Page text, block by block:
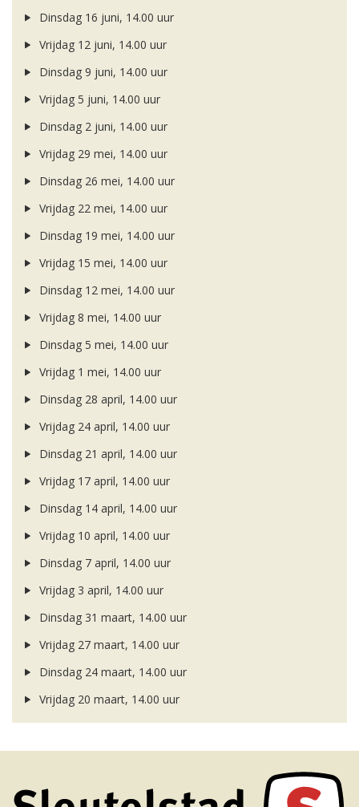
Dinsdag 16 juni, 14.00 uur
Vrijdag 12 juni, 14.00 uur
Dinsdag 9 juni, 14.00 uur
Vrijdag 5 juni, 14.00 uur
Dinsdag 2 juni, 14.00 uur
Vrijdag 29 mei, 14.00 uur
Dinsdag 26 mei, 14.00 uur
Vrijdag 22 mei, 14.00 uur
Dinsdag 19 mei, 14.00 uur
Vrijdag 15 mei, 14.00 uur
Dinsdag 12 mei, 14.00 uur
Vrijdag 8 mei, 14.00 uur
Dinsdag 5 mei, 14.00 uur
Vrijdag 1 mei, 14.00 uur
Dinsdag 28 april, 14.00 uur
Vrijdag 24 april, 14.00 uur
Dinsdag 21 april, 14.00 uur
Vrijdag 17 april, 14.00 uur
Dinsdag 14 april, 14.00 uur
Vrijdag 10 april, 14.00 uur
Dinsdag 7 april, 14.00 uur
Vrijdag 3 april, 14.00 uur
Dinsdag 31 maart, 14.00 uur
Vrijdag 27 maart, 14.00 uur
Dinsdag 24 maart, 14.00 uur
Vrijdag 20 maart, 14.00 uur